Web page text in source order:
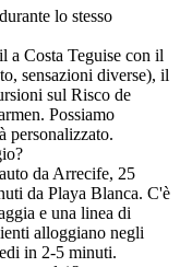
lo stesso
Costa Teguise con il
sensazioni diverse), il
sul Risco de
Possiamo
personalizzato.
da Arrecife, 25
da Playa Blanca. C'è
e una linea di
alloggiano negli
in 2-5 minuti.